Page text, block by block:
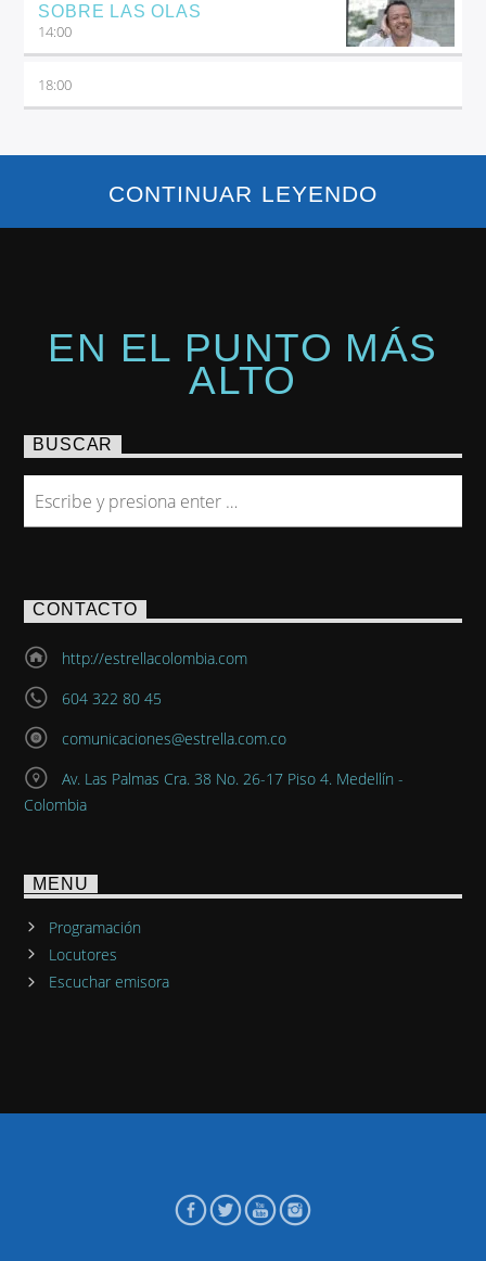
SOBRE LAS OLAS
14:00
18:00
CONTINUAR LEYENDO
EN EL PUNTO MÁS
ALTO
BUSCAR
CONTACTO
http://estrellacolombia.com
604 322 80 45
comunicaciones@estrella.com.co
Av. Las Palmas Cra. 38 No. 26-17 Piso 4. Medellín -
Colombia
MENU
Programación
Locutores
Escuchar emisora